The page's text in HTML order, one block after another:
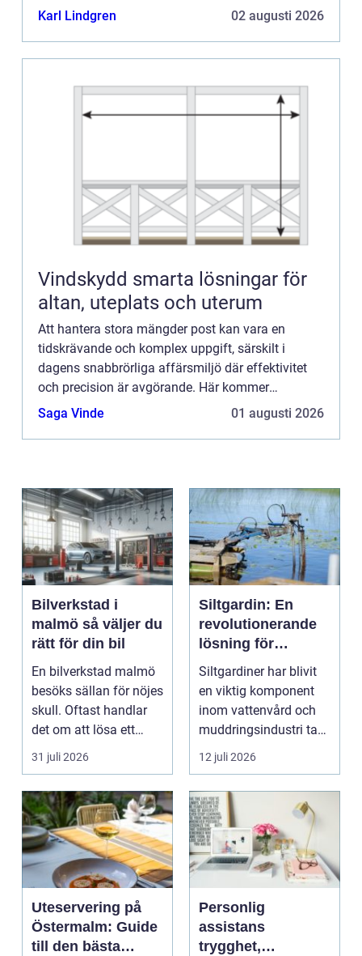
kuvertering in som en ny...
Karl Lindgren 02 augusti 2026
Vindskydd smarta lösningar för
altan, uteplats och uterum
Att hantera stora mängder post kan vara en
tidskrävande och komplex uppgift, särskilt i
dagens snabbrörliga affärsmiljö där effektivitet
och precision är avgörande. Här kommer
kuvertering in som en ny...
Saga Vinde 01 augusti 2026
Bilverkstad i
malmö så väljer du
rätt för din bil
En bilverkstad malmö
besöks sällan för nöjes
skull. Oftast handlar
det om att lösa ett
problem snabb...
31 juli 2026
Siltgardin: En
revolutionerande
lösning för
vattenmiljöer
Siltgardiner har blivit
en viktig komponent
inom vattenvård och
muddringsindustri tack
vare si...
12 juli 2026
Uteservering på
Östermalm: Guide
till den bästa
Personlig
assistans
trygghet,